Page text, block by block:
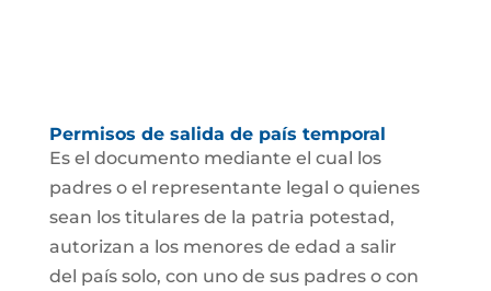
Permisos de salida de país temporal
Es el documento mediante el cual los
padres o el representante legal o quienes
sean los titulares de la patria potestad,
autorizan a los menores de edad a salir
del país solo, con uno de sus padres o con